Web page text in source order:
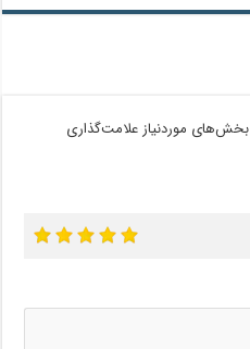
بخش‌های موردنیاز علامت‌گذاری